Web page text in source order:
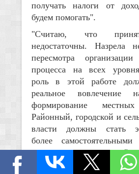
получать налоги от
будем помогать".
"Считаю, что
недостаточны. Назрела
пересмотра
процесса на всех
роль в этой работе
реальное вовлечение
формирование
Районный, городской и
власти должны стать
более
задач местного значения".
О безналичных платежах